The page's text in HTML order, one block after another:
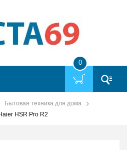
0
Бытовая техника для дома
HSR Pro R2